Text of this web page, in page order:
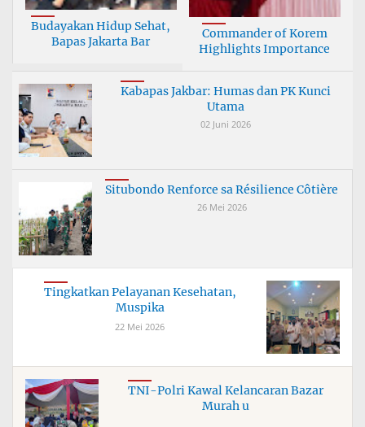
Budayakan Hidup Sehat,
Bapas Jakarta Bar
Commander of Korem
Highlights Importance
Kabapas Jakbar: Humas dan PK Kunci
Utama
02 Juni 2026
Situbondo Renforce sa Résilience Côtière
26 Mei 2026
Tingkatkan Pelayanan Kesehatan,
Muspika
22 Mei 2026
TNI-Polri Kawal Kelancaran Bazar
Murah u